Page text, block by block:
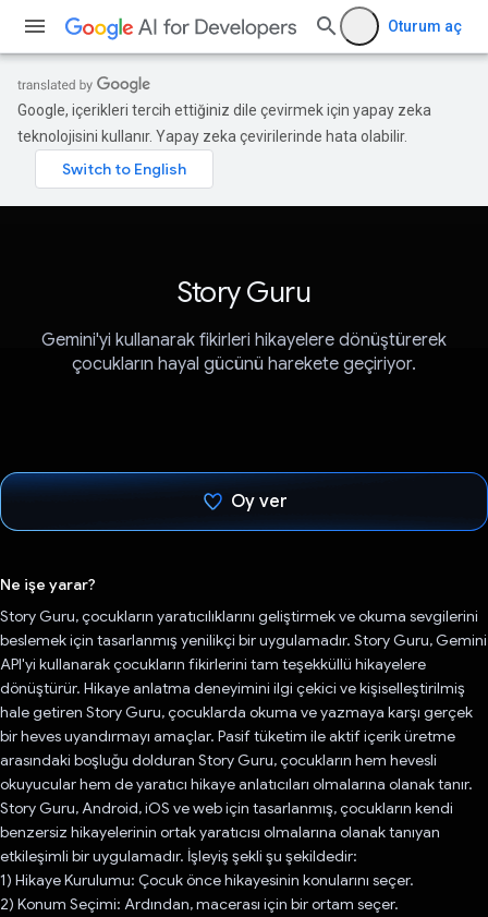
Oturum aç
Google, içerikleri tercih ettiğiniz dile çevirmek için yapay zeka
teknolojisini kullanır. Yapay zeka çevirilerinde hata olabilir.
Story Guru
Gemini'yi kullanarak fikirleri hikayelere dönüştürerek
çocukların hayal gücünü harekete geçiriyor.
Oy ver
Ne işe yarar?
Story Guru, çocukların yaratıcılıklarını geliştirmek ve okuma sevgilerini
beslemek için tasarlanmış yenilikçi bir uygulamadır. Story Guru, Gemini
API'yi kullanarak çocukların fikirlerini tam teşekküllü hikayelere
dönüştürür. Hikaye anlatma deneyimini ilgi çekici ve kişiselleştirilmiş
hale getiren Story Guru, çocuklarda okuma ve yazmaya karşı gerçek
bir heves uyandırmayı amaçlar. Pasif tüketim ile aktif içerik üretme
arasındaki boşluğu dolduran Story Guru, çocukların hem hevesli
okuyucular hem de yaratıcı hikaye anlatıcıları olmalarına olanak tanır.
Story Guru, Android, iOS ve web için tasarlanmış, çocukların kendi
benzersiz hikayelerinin ortak yaratıcısı olmalarına olanak tanıyan
etkileşimli bir uygulamadır. İşleyiş şekli şu şekildedir:
1) Hikaye Kurulumu: Çocuk önce hikayesinin konularını seçer.
2) Konum Seçimi: Ardından, macerası için bir ortam seçer.